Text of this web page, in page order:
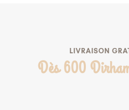
LIVRAISON
Dès 600